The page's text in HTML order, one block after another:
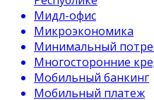
Мидл-офис
Микроэкономика
Минимальный
Многосторонние
Мобильный банкинг
Мобильный платеж